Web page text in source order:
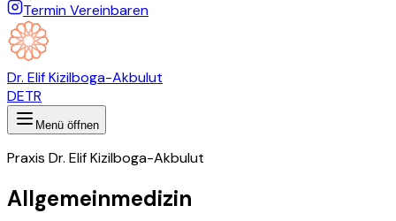
Termin Vereinbaren
Dr. Elif Kizilboga-Akbulut
DETR
Menü öffnen
Praxis Dr. Elif Kizilboga-Akbulut
Allgemeinmedizin